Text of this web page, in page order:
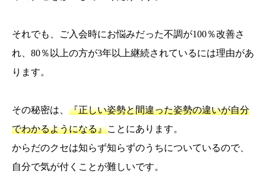
それでも、ご入会時にお悩みだった不調が100％改善さ
れ、80％以上の方が3年以上継続されているには理由があ
ります。
その秘密は、 『正しい姿勢と間違った姿勢の違いが自分
でわかるようになる』ことにあります。
からだのクセは知らず知らずのうちについているので、
自分で気が付くことが難しいです。